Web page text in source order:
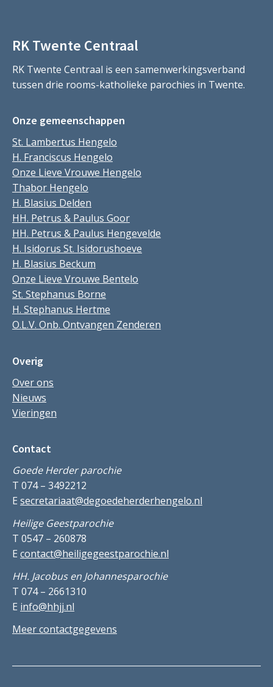
RK Twente Centraal
RK Twente Centraal is een samenwerkingsverband
tussen drie rooms-katholieke parochies in Twente.
Onze gemeenschappen
St. Lambertus Hengelo
H. Franciscus Hengelo
Onze Lieve Vrouwe Hengelo
Thabor Hengelo
H. Blasius Delden
HH. Petrus & Paulus Goor
HH. Petrus & Paulus Hengevelde
H. Isidorus St. Isidorushoeve
H. Blasius Beckum
Onze Lieve Vrouwe Bentelo
St. Stephanus Borne
H. Stephanus Hertme
O.L.V. Onb. Ontvangen Zenderen
Overig
Over ons
Nieuws
Vieringen
Contact
Goede Herder parochie
T 074 – 3492212
E secretariaat@degoedeherderhengelo.nl
Heilige Geestparochie
T 0547 – 260878
E contact@heiligegeestparochie.nl
HH. Jacobus en Johannesparochie
T 074 – 2661310
E info@hhjj.nl
Meer contactgegevens